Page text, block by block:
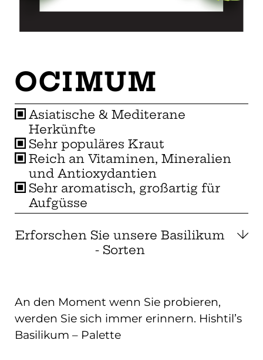
OCIMUM
Asiatische & Mediterane
Herkünfte
Sehr populäres Kraut
Reich an Vitaminen, Mineralien
und Antioxydantien
Sehr aromatisch, großartig für
Aufgüsse
Erforschen Sie unsere Basilikum
- Sorten
An den Moment wenn Sie probieren,
werden Sie sich immer erinnern. Hishtil’s
Basilikum – Palette